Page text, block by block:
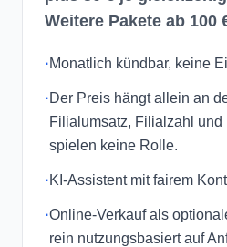
Weitere Pakete ab 100
·Monatlich kündbar, keine
·Der Preis hängt allein an
Filialumsatz, Filialzahl und
spielen keine Rolle.
·KI-Assistent mit fairem
·Online-Verkauf als
rein nutzungsbasiert auf